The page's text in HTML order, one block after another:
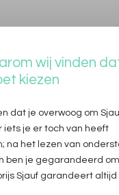
wij vinden
kiezen
dat je overwoog om
iets je er toch van heeft
na het lezen van
ben je gegarandeerd
Sjauf garandeert altijd